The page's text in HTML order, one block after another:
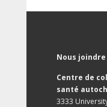
Nous joindre
Centre de
santé
3333